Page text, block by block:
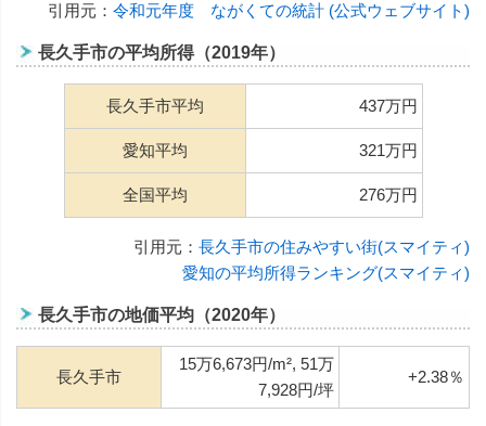
引用元： 令和元年度 ながくての統計 (公式ウェブサイト)
長久手市の平均所得（2019年）
長久手市平均 437万円
愛知平均 321万円
全国平均 276万円
引用元： 長久手市の住みやすい街(スマイティ)
愛知の平均所得ランキング(スマイティ)
長久手市の地価平均（2020年）
長久手市
15万6,673円/m², 51万
7,928円/坪
+2.38％